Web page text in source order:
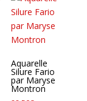
Aquarelle
Silure Fario
par Maryse
Montron